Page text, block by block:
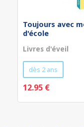
Toujours avec
d'école
Livres d'éveil
dès 2 ans
12.95 €